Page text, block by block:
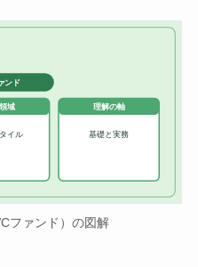
ンド
域
イル
理解の軸
基礎と実務
ファンド）の図解